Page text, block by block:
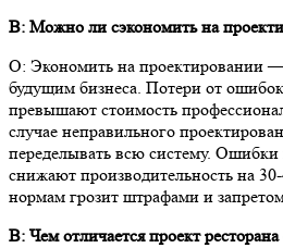
В: Можно ли сэкономить на
О: Экономить на проектировании —
будущим бизнеса. Потери от ошибок
превышают стоимость
случае неправильного
переделывать всю систему.
снижают производительность на
нормам грозит штрафами и
В: Чем отличается проект